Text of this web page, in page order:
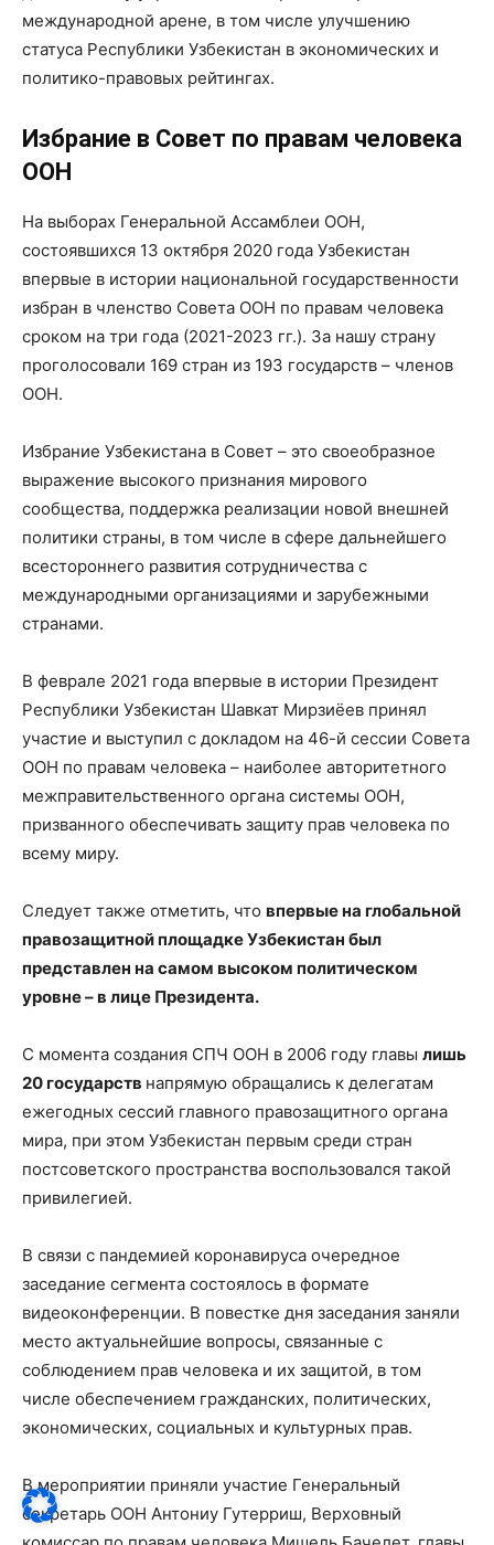
международной арене, в том числе улучшению
статуса Республики Узбекистан в экономических и
политико-правовых рейтингах.
Избрание в Совет по правам человека
ООН
На выборах Генеральной Ассамблеи ООН,
состоявшихся 13 октября 2020 года Узбекистан
впервые в истории национальной государственности
избран в членство Совета ООН по правам человека
сроком на три года (2021-2023 гг.). За нашу страну
проголосовали 169 стран из 193 государств – членов
ООН.
Избрание Узбекистана в Совет – это своеобразное
выражение высокого признания мирового
сообщества, поддержка реализации новой внешней
политики страны, в том числе в сфере дальнейшего
всестороннего развития сотрудничества с
международными организациями и зарубежными
странами.
В феврале 2021 года впервые в истории Президент
Республики Узбекистан Шавкат Мирзиёев принял
участие и выступил с докладом на 46-й сессии Совета
ООН по правам человека – наиболее авторитетного
межправительственного органа системы ООН,
призванного обеспечивать защиту прав человека по
всему миру.
Следует также отметить, что впервые на глобальной
правозащитной площадке Узбекистан был
представлен на самом высоком политическом
уровне – в лице Президента.
С момента создания СПЧ ООН в 2006 году главы лишь
20 государств напрямую обращались к делегатам
ежегодных сессий главного правозащитного органа
мира, при этом Узбекистан первым среди стран
постсоветского пространства воспользовался такой
привилегией.
В связи с пандемией коронавируса очередное
заседание сегмента состоялось в формате
видеоконференции. В повестке дня заседания заняли
место актуальнейшие вопросы, связанные с
соблюдением прав человека и их защитой, в том
числе обеспечением гражданских, политических,
экономических, социальных и культурных прав.
В мероприятии приняли участие Генеральный
секретарь ООН Антониу Гутерриш, Верховный